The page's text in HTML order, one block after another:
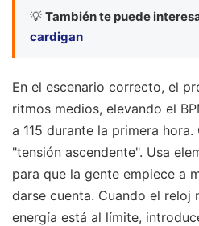
💡 También te puede
cardigan
En el escenario correcto, el
ritmos medios, elevando el
a 115 durante la primera
"tensión ascendente". Usa
para que la gente empiece a
darse cuenta. Cuando el reloj
energía está al límite,